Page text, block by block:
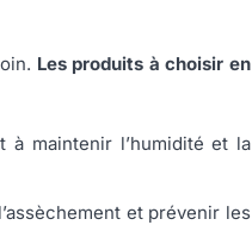
Les produits à choisir en
maintenir l’humidité et la
et prévenir les